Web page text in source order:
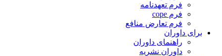
فرم تعهدنامه
فرم cope
فرم تعارض منافع
برای داوران
راهنمای داوران
داوران نشریه